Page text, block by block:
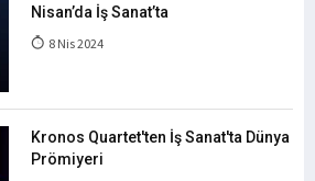
Nisan’da İş Sanat’ta
8 Nis 2024
Kronos Quartet'ten İş Sanat'ta Dünya
Prömiyeri